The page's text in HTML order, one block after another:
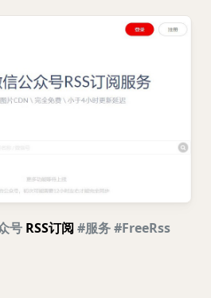
号 RSS订阅 #服务#FreeRss